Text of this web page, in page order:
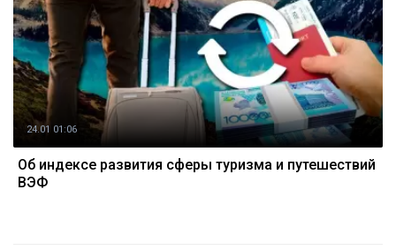
24.01 01:06
Об индексе развития сферы туризма и путешествий
ВЭФ